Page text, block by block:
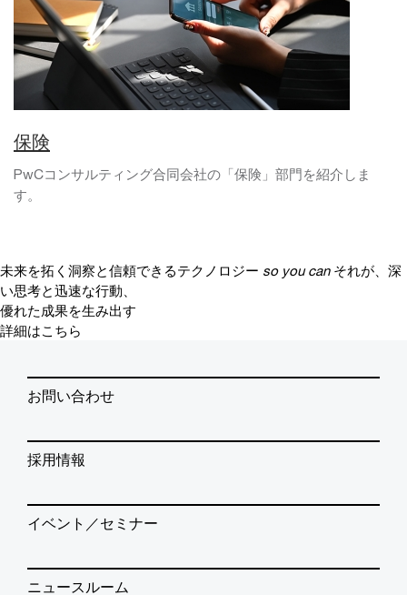
保険
PwCコンサルティング合同会社の「保険」部門を紹介しま
す。
未来を拓く洞察と信頼できるテクノロジー so you can それが、深
い思考と迅速な行動、
優れた成果を生み出す
詳細はこちら
お問い合わせ
採用情報
イベント／セミナー
ニュースルーム